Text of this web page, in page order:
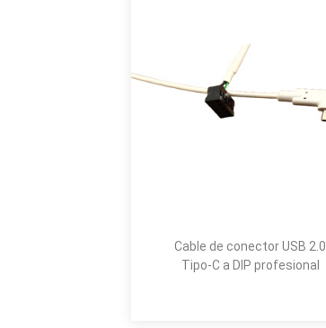
Cable de conector USB 2.0
Tipo-C a DIP profesional